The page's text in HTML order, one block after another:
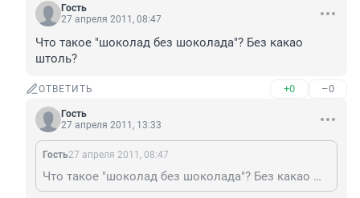
Гость
27 апреля 2011, 08:47
Что такое "шоколад без шоколада"? Без какао
штоль?
ОТВЕТИТЬ +0 –0
Гость
27 апреля 2011, 13:33
Гость27 апреля 2011, 08:47
Что такое "шоколад без шоколада"? Без какао штоль?